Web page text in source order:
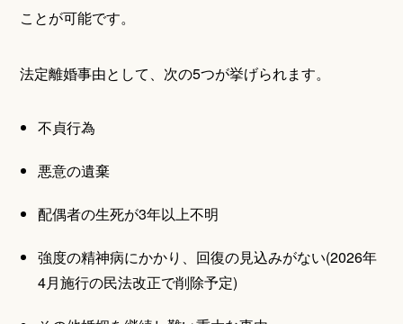
ことが可能です。
法定離婚事由として、次の5つが挙げられます。
不貞行為
悪意の遺棄
配偶者の生死が3年以上不明
強度の精神病にかかり、回復の見込みがない(2026年
4月施行の民法改正で削除予定)